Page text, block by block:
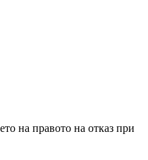
на правото на отказ при